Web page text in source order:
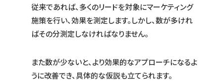
従来であれば、多くのリードを対象にマーケティング
施策を行い、効果を測定します。しかし、数が多けれ
ばその分測定しなければなりません。
また数が少ないと、より効果的なアプローチになるよ
うに改善でき、具体的な仮説も立てられます。